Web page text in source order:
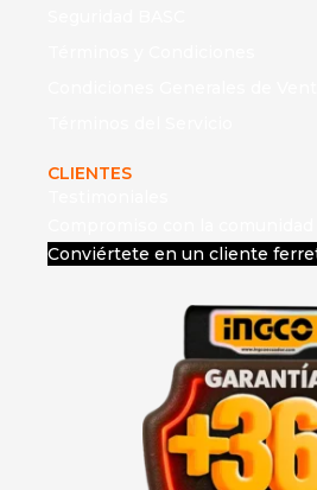
CLIENTES
Conviértete en un cliente